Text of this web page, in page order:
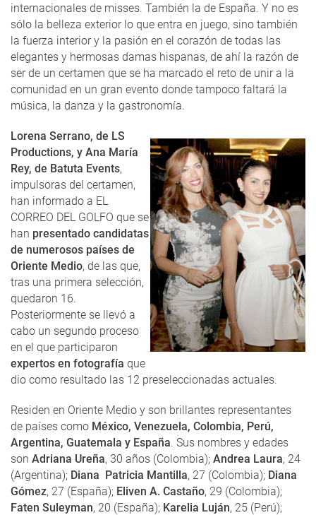
internacionales de misses. También la de España. Y no es
sólo la belleza exterior lo que entra en juego, sino también
la fuerza interior y la pasión en el corazón de todas las
elegantes y hermosas damas hispanas, de ahí la razón de
ser de un certamen que se ha marcado el reto de unir a la
comunidad en un gran evento donde tampoco faltará la
música, la danza y la gastronomía.
Lorena Serrano, de LS
Productions, y Ana María
Rey, de Batuta Events,
impulsoras del certamen,
han informado a EL
CORREO DEL GOLFO que se
han presentado candidatas
de numerosos países de
Oriente Medio, de las que,
tras una primera selección,
quedaron 16.
Posteriormente se llevó a
cabo un segundo proceso
en el que participaron
expertos en fotografía que
dio como resultado las 12 preseleccionadas actuales.
Residen en Oriente Medio y son brillantes representantes
de países como México, Venezuela, Colombia, Perú,
Argentina, Guatemala y España. Sus nombres y edades
son Adriana Ureña, 30 años (Colombia); Andrea Laura, 24
(Argentina); Diana Patricia Mantilla, 27 (Colombia); Diana
Gómez, 27 (España); Eliven A. Castaño, 29 (Colombia);
Faten Suleyman, 20 (España); Karelia Luján, 25 (Perú);